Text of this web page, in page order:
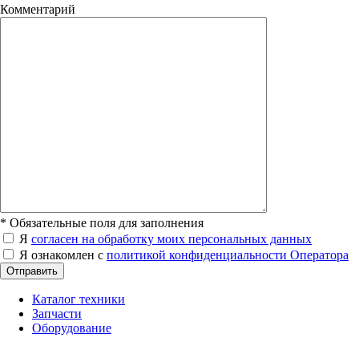
Комментарий
* Обязательные поля для заполнения
Я согласен на обработку моих персональных данных
Я ознакомлен с политикой конфиденциальности Оператора
Отправить
Каталог техники
Запчасти
Оборудование